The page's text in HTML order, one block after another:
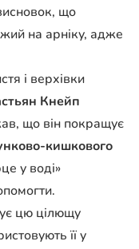
що
на арніку, адже
і верхівки
Кнейп
що він покращує
кишкового
у воді»
цю цілющу
її у